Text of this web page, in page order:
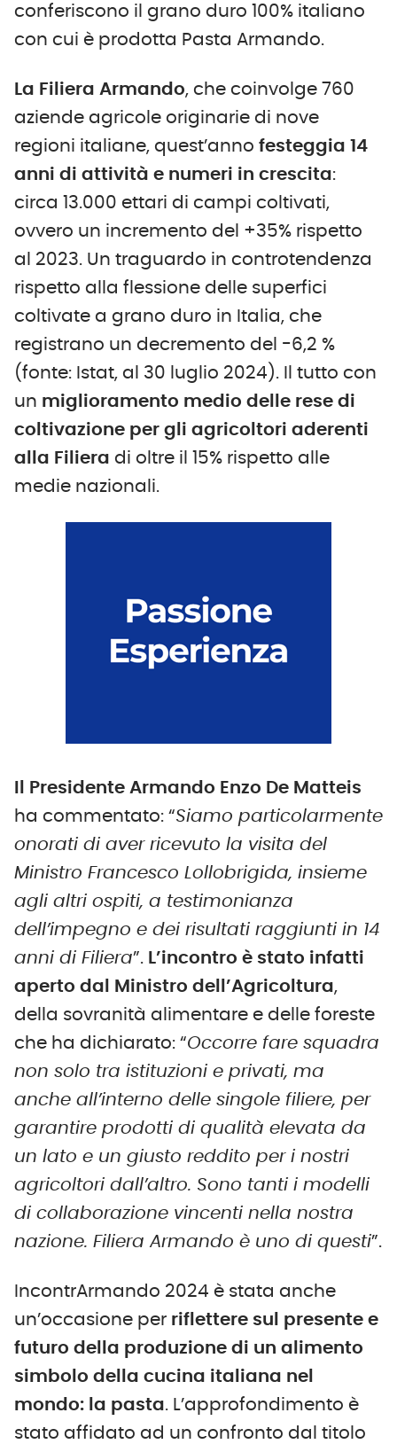
conferiscono il grano duro 100% italiano
con cui è prodotta Pasta Armando.
La Filiera Armando, che coinvolge 760
aziende agricole originarie di nove
regioni italiane, quest’anno festeggia 14
anni di attività e numeri in crescita:
circa 13.000 ettari di campi coltivati,
ovvero un incremento del +35% rispetto
al 2023. Un traguardo in controtendenza
rispetto alla flessione delle superfici
coltivate a grano duro in Italia, che
registrano un decremento del -6,2 %
(fonte: Istat, al 30 luglio 2024). Il tutto con
un miglioramento medio delle rese di
coltivazione per gli agricoltori aderenti
alla Filiera di oltre il 15% rispetto alle
medie nazionali.
Il Presidente Armando Enzo De Matteis
ha commentato: “Siamo particolarmente
onorati di aver ricevuto la visita del
Ministro Francesco Lollobrigida, insieme
agli altri ospiti, a testimonianza
dell’impegno e dei risultati raggiunti in 14
anni di Filiera”. L’incontro è stato infatti
aperto dal Ministro dell’Agricoltura,
della sovranità alimentare e delle foreste
che ha dichiarato: “Occorre fare squadra
non solo tra istituzioni e privati, ma
anche all’interno delle singole filiere, per
garantire prodotti di qualità elevata da
un lato e un giusto reddito per i nostri
agricoltori dall’altro. Sono tanti i modelli
di collaborazione vincenti nella nostra
nazione. Filiera Armando è uno di questi”.
IncontrArmando 2024 è stata anche
un’occasione per riflettere sul presente e
futuro della produzione di un alimento
simbolo della cucina italiana nel
mondo: la pasta. L’approfondimento è
stato affidato ad un confronto dal titolo